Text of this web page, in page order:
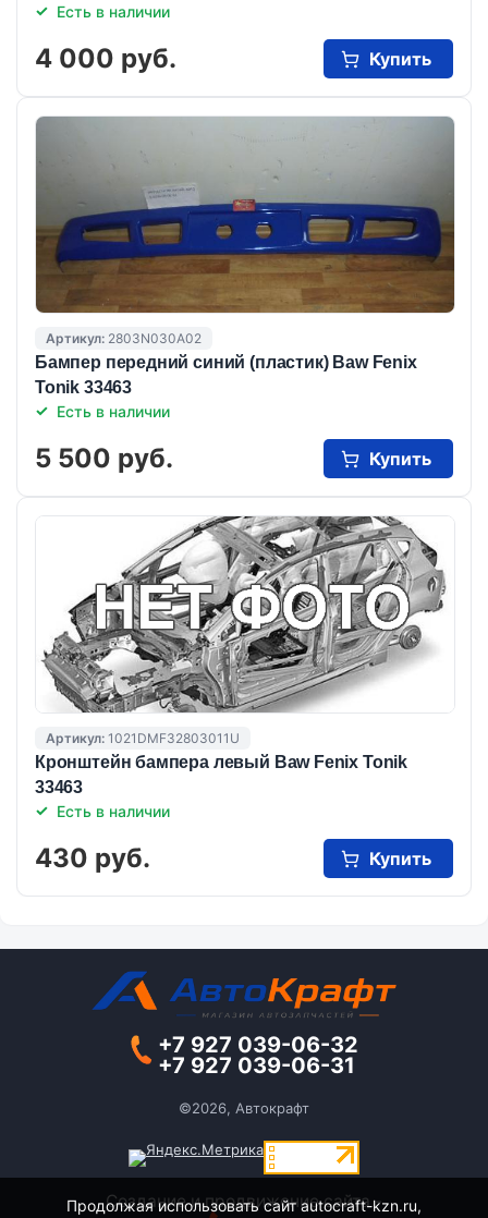
Есть в наличии
4 000 руб. Купить
Артикул: 2803N030A02
Бампер передний синий (пластик) Baw Fenix
Tonik 33463
Есть в наличии
5 500 руб. Купить
Артикул: 1021DMF32803011U
Кронштейн бампера левый Baw Fenix Tonik
33463
Есть в наличии
430 руб. Купить
+7 927 039-06-32
+7 927 039-06-31
©2026, Автокрафт
Создание и продвижение сайта -
Продолжая использовать сайт autocraft-kzn.ru,